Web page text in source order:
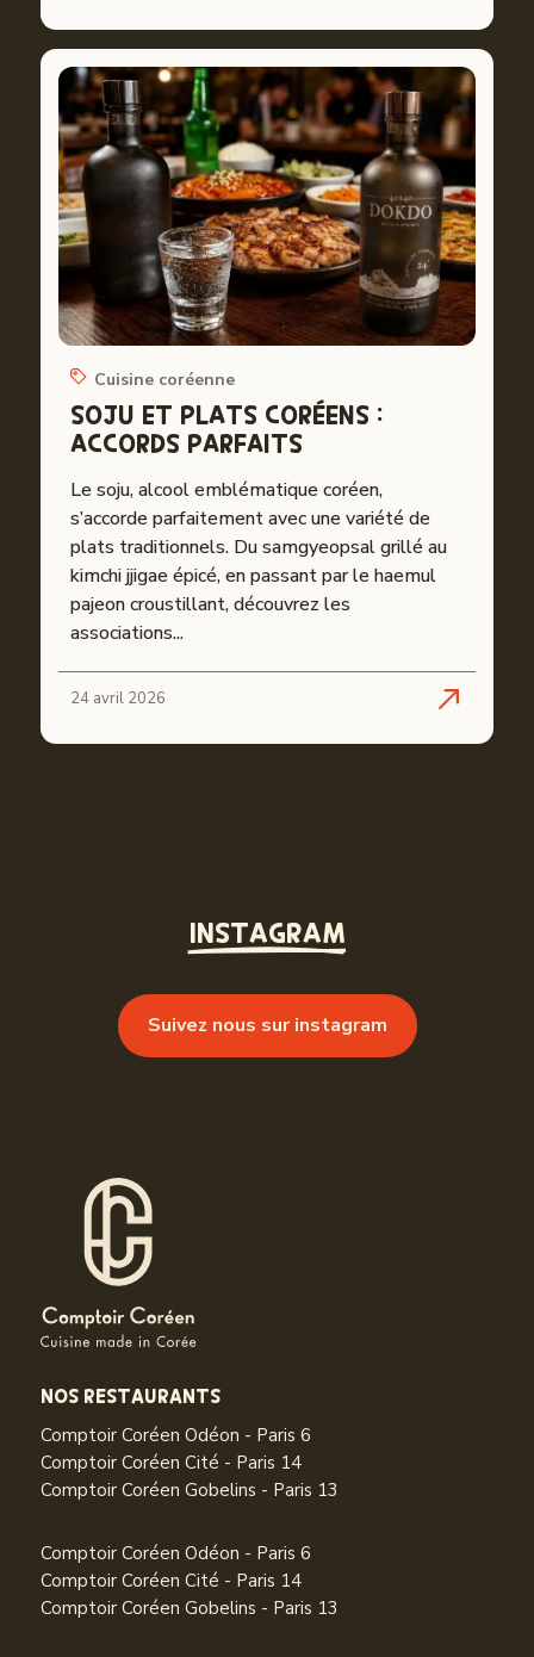
Cuisine coréenne
SOJU ET PLATS CORÉENS :
ACCORDS PARFAITS
Le soju, alcool emblématique coréen,
s’accorde parfaitement avec une variété de
plats traditionnels. Du samgyeopsal grillé au
kimchi jjigae épicé, en passant par le haemul
pajeon croustillant, découvrez les
associations...
24 avril 2026
INSTAGRAM
Suivez nous sur instagram
NOS RESTAURANTS
Comptoir Coréen Odéon - Paris 6
Comptoir Coréen Cité - Paris 14
Comptoir Coréen Gobelins - Paris 13
Comptoir Coréen Odéon - Paris 6
Comptoir Coréen Cité - Paris 14
Comptoir Coréen Gobelins - Paris 13